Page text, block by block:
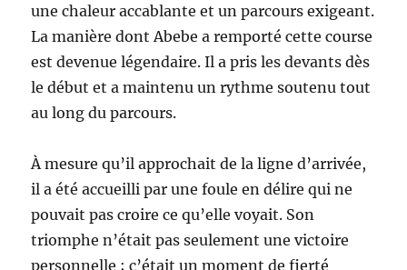
une chaleur accablante et un parcours exigeant.
La manière dont Abebe a remporté cette course
est devenue légendaire. Il a pris les devants dès
le début et a maintenu un rythme soutenu tout
au long du parcours.
À mesure qu’il approchait de la ligne d’arrivée,
il a été accueilli par une foule en délire qui ne
pouvait pas croire ce qu’elle voyait. Son
triomphe n’était pas seulement une victoire
personnelle ; c’était un moment de fierté